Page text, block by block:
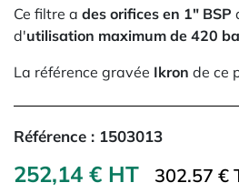
Ce filtre a des orifices en 1" BSP
d'utilisation maximum de 420
La référence gravée Ikron de ce
Référence : 1503013
252,14 € HT 302.57 €